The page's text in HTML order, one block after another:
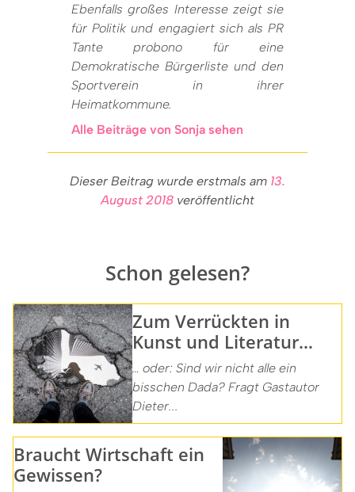
Ebenfalls großes Interesse zeigt sie
für Politik und engagiert sich als PR
Tante probono für eine
Demokratische Bürgerliste und den
Sportverein in ihrer
Heimatkommune.
Alle Beiträge von Sonja sehen
Dieser Beitrag wurde erstmals am 13.
August 2018 veröffentlicht
Schon gelesen?
Zum Verrückten in
Kunst und Literatur…
… oder: Sind wir nicht alle ein
bisschen Dada? Fragt Gastautor
Dieter...
Braucht Wirtschaft ein
Gewissen?